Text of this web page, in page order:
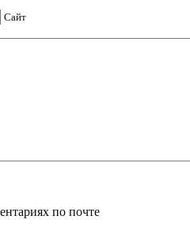
Сайт
по почте